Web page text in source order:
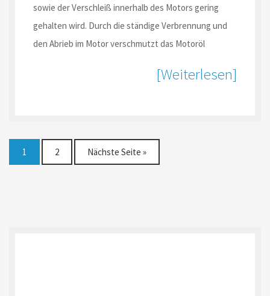
sowie der Verschleiß innerhalb des Motors gering
gehalten wird. Durch die ständige Verbrennung und
den Abrieb im Motor verschmutzt das Motoröl
[Weiterlesen]
1 2 Nächste Seite »